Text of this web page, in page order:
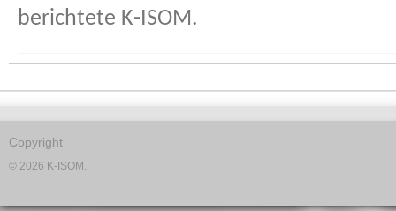
berichtete K-ISOM.
Copyright
© 2026 K-ISOM.